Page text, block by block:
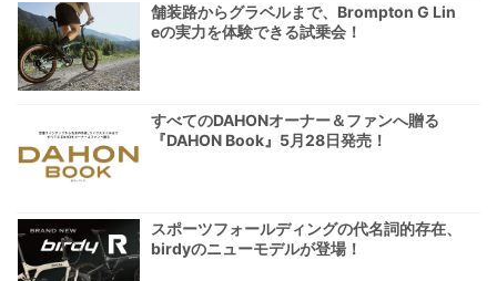
舗装路からグラベルまで、Brompton G Lin
eの実力を体験できる試乗会！
すべてのDAHONオーナー＆ファンへ贈る
『DAHON Book』5月28日発売！
スポーツフォールディングの代名詞的存在、
birdyのニューモデルが登場！